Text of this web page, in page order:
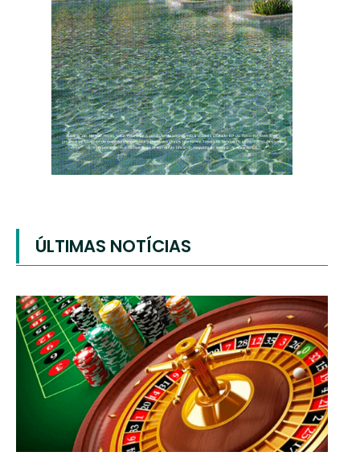
ÚLTIMAS NOTÍCIAS